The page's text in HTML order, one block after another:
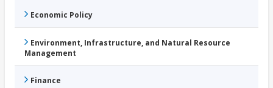
Economic Policy
Environment, Infrastructure, and Natural Resource
Management
Finance